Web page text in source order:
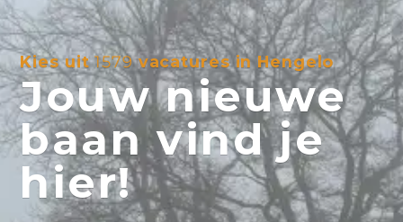
Kies uit1579vacatures in Hengelo
Jouw nieuwe
baan vind je
hier!